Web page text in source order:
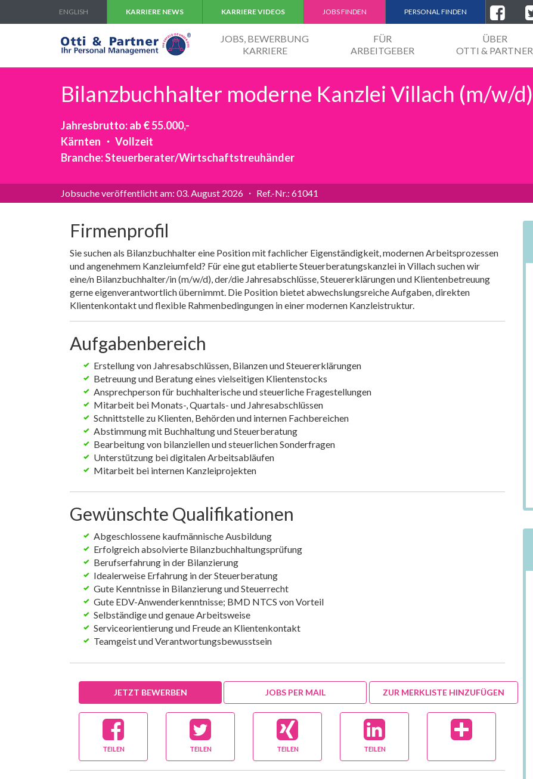
ENGLISH KARRIERE NEWS KARRIERE VIDEOS JOBS FINDEN PERSONAL FINDEN
JOBS, BEWERBUNG
KARRIERE
FÜR
ARBEITGEBER
ÜBER
OTTI & PARTNER
Bilanzbuchhalter moderne Kanzlei Villach (m/w/d)
Jahresbrutto: ab € 55.000,-
Kärnten ・ Vollzeit
Branche: Steuerberater/Wirtschaftstreuhänder
Jobsuche veröffentlicht am: 03. August 2026 ・ Ref.-Nr.: 61041
Firmenprofil
Sie suchen als Bilanzbuchhalter eine Position mit fachlicher Eigenständigkeit, modernen Arbeitsprozessen
und angenehmem Kanzleiumfeld? Für eine gut etablierte Steuerberatungskanzlei in Villach suchen wir
eine/n Bilanzbuchhalter/in (m/w/d), der/die Jahresabschlüsse, Steuererklärungen und Klientenbetreuung
gerne eigenverantwortlich übernimmt. Die Position bietet abwechslungsreiche Aufgaben, direkten
Klientenkontakt und flexible Rahmenbedingungen in einer modernen Kanzleistruktur.
Aufgabenbereich
Erstellung von Jahresabschlüssen, Bilanzen und Steuererklärungen
Betreuung und Beratung eines vielseitigen Klientenstocks
Ansprechperson für buchhalterische und steuerliche Fragestellungen
Mitarbeit bei Monats-, Quartals- und Jahresabschlüssen
Schnittstelle zu Klienten, Behörden und internen Fachbereichen
Abstimmung mit Buchhaltung und Steuerberatung
Bearbeitung von bilanziellen und steuerlichen Sonderfragen
Unterstützung bei digitalen Arbeitsabläufen
Mitarbeit bei internen Kanzleiprojekten
Gewünschte Qualifikationen
Abgeschlossene kaufmännische Ausbildung
Erfolgreich absolvierte Bilanzbuchhaltungsprüfung
Berufserfahrung in der Bilanzierung
Idealerweise Erfahrung in der Steuerberatung
Gute Kenntnisse in Bilanzierung und Steuerrecht
Gute EDV-Anwenderkenntnisse; BMD NTCS von Vorteil
Selbständige und genaue Arbeitsweise
Serviceorientierung und Freude an Klientenkontakt
Teamgeist und Verantwortungsbewusstsein
JETZT BEWERBEN JOBS PER MAIL ZUR MERKLISTE HINZUFÜGEN
TEILEN TEILEN TEILEN TEILEN